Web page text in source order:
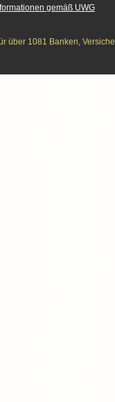
gemäß UWG
über 1081 Banken,